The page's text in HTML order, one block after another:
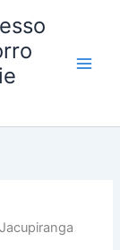
Jacupiranga